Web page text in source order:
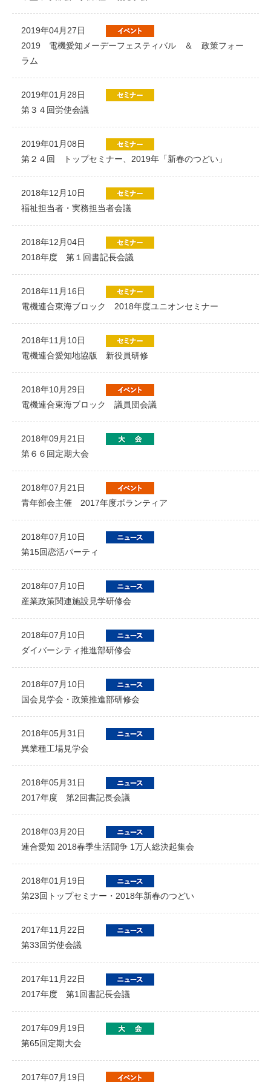
2019年04月27日
2019 電機愛知メーデーフェスティバル ＆ 政策フォー
ラム
2019年01月28日
第３４回労使会議
2019年01月08日
第２４回 トップセミナー、2019年「新春のつどい」
2018年12月10日
福祉担当者・実務担当者会議
2018年12月04日
2018年度 第１回書記長会議
2018年11月16日
電機連合東海ブロック 2018年度ユニオンセミナー
2018年11月10日
電機連合愛知地協版 新役員研修
2018年10月29日
電機連合東海ブロック 議員団会議
2018年09月21日
第６６回定期大会
2018年07月21日
青年部会主催 2017年度ボランティア
2018年07月10日
第15回恋活パーティ
2018年07月10日
産業政策関連施設見学研修会
2018年07月10日
ダイバーシティ推進部研修会
2018年07月10日
国会見学会・政策推進部研修会
2018年05月31日
異業種工場見学会
2018年05月31日
2017年度 第2回書記長会議
2018年03月20日
連合愛知 2018春季生活闘争 1万人総決起集会
2018年01月19日
第23回トップセミナー・2018年新春のつどい
2017年11月22日
第33回労使会議
2017年11月22日
2017年度 第1回書記長会議
2017年09月19日
第65回定期大会
2017年07月19日